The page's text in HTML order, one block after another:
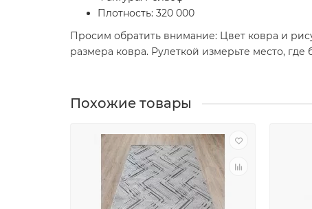
Плотность: 320 000
Просим обратить внимание: Цвет ковра и
размера ковра. Рулеткой измерьте место,
Похожие товары